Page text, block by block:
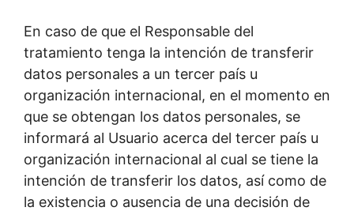
En caso de que el Responsable del
tratamiento tenga la intención de transferir
datos personales a un tercer país u
organización internacional, en el momento en
que se obtengan los datos personales, se
informará al Usuario acerca del tercer país u
organización internacional al cual se tiene la
intención de transferir los datos, así como de
la existencia o ausencia de una decisión de